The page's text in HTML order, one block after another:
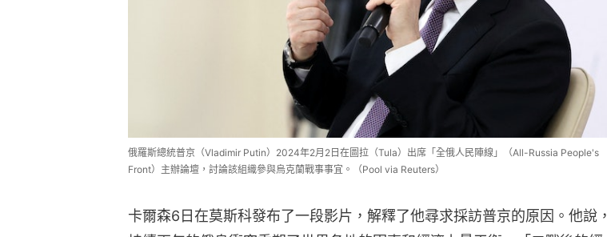
俄羅斯總統普京（Vladimir Putin）2024年2月2日在圖拉（Tula）出席「全俄人民陣線」（All-Russia People's
Front）主辦論壇，討論該組織參與烏克蘭戰事事宜。（Pool via Reuters）
卡爾森6日在莫斯科發布了一段影片，解釋了他尋求採訪普京的原因。他說，